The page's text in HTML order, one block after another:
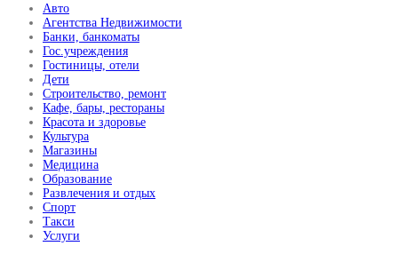
Авто
Агентства Недвижимости
Банки, банкоматы
Гос.учреждения
Гостиницы, отели
Дети
Строительство, ремонт
Кафе, бары, рестораны
Красота и здоровье
Культура
Магазины
Медицина
Образование
Развлечения и отдых
Спорт
Такси
Услуги